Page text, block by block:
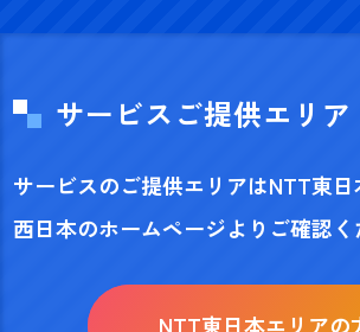
サービスご提供エリア
サービスのご提供エリアはNTT東日
西日本のホームページよりご確認く
NTT東日本エリアの